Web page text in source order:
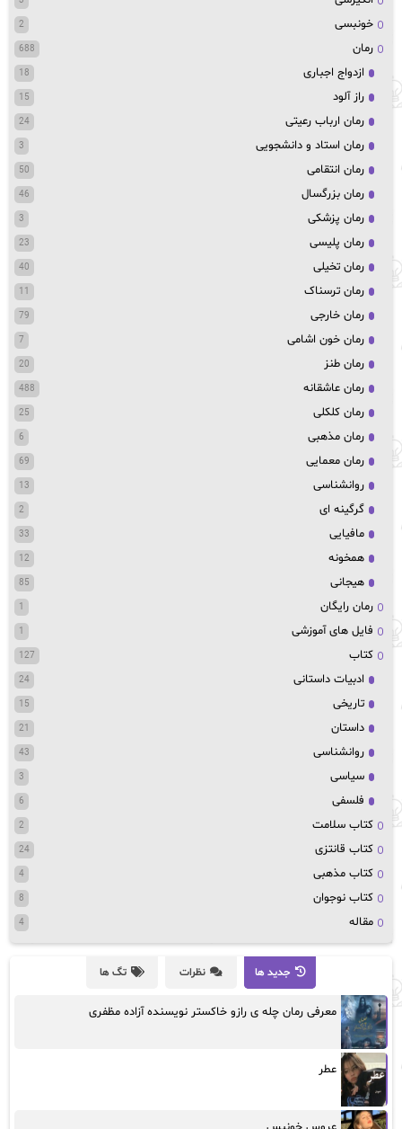
خونبسی 2
رمان 688
ازدواج اجباری 18
راز آلود 15
رمان ارباب رعیتی 24
رمان استاد و دانشجویی 3
رمان انتقامی 50
رمان بزرگسال 46
رمان پزشکی 3
رمان پلیسی 23
رمان تخیلی 40
رمان ترسناک 11
رمان خارجی 79
رمان خون اشامی 7
رمان طنز 20
رمان عاشقانه 488
رمان کلکلی 25
رمان مذهبی 6
رمان معمایی 69
روانشناسی 13
گرگینه ای 2
مافیایی 33
همخونه 12
هیجانی 85
رمان رایگان 1
فایل های آموزشی 1
کتاب 127
ادبیات داستانی 24
تاریخی 15
داستان 21
روانشناسی 43
سیاسی 3
فلسفی 6
کتاب سلامت 2
کتاب قانتزی 24
کتاب مذهبی 4
کتاب نوجوان 8
مقاله 4
جدید ها نظرات تگ ها
معرفی رمان چله ی رازو خاکستر نویسنده آزاده مظفری
عطر